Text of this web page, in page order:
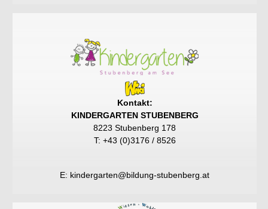
Kontakt:
KINDERGARTEN STUBENBERG
8223 Stubenberg 178
T: +43 (0)3176 / 8526
E: kindergarten@bildung-stubenberg.at